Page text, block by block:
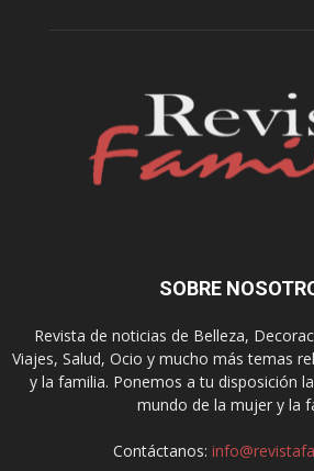
SOBRE
Revista de noticias de Belleza,
Viajes, Salud, Ocio y mucho más temas
y la familia. Ponemos a tu disposición
mundo de la mujer y la
Contáctanos: